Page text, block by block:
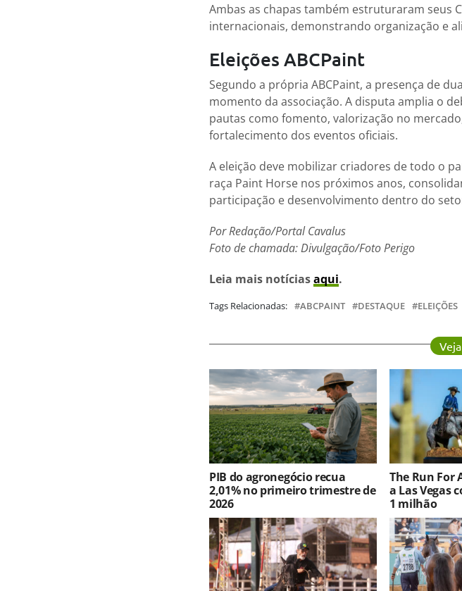
Ambas as chapas também estruturaram seus
internacionais, demonstrando organização e
Eleições ABCPaint
Segundo a própria ABCPaint, a presença de
momento da associação. A disputa amplia o
pautas como fomento, valorização no
fortalecimento dos eventos oficiais.
A eleição deve mobilizar criadores de todo o
raça Paint Horse nos próximos anos,
participação e desenvolvimento dentro do
Por Redação/Portal Cavalus
Foto de chamada: Divulgação/Foto Perigo
Leia mais notíciasaqui.
Tags Relacionadas: ABCPAINT DESTAQUE ELEIÇÕES
PIB do agronegócio recua
2,01% no primeiro trimestre de
2026
The Run For
a Las Vegas
1 milhão